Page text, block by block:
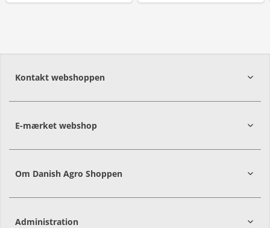
Kontakt webshoppen
E-mærket webshop
Om Danish Agro Shoppen
Administration